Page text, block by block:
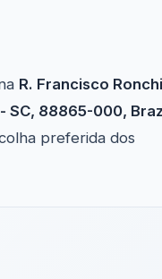
R. Francisco
SC, 88865-000,
preferida dos